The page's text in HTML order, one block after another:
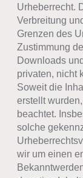
Urheberrecht.
Verbreitung
Grenzen des
Zustimmung
Downloads
privaten, nicht
Soweit die
erstellt
beachtet.
solche
wir um einen